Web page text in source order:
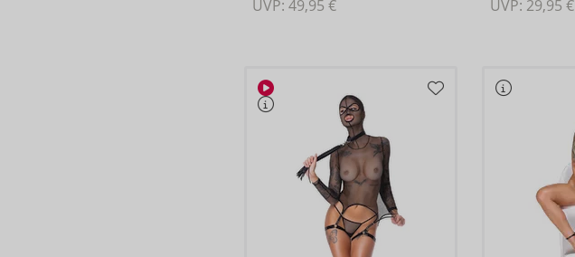
UVP: 49,95 € UVP: 29,95 €